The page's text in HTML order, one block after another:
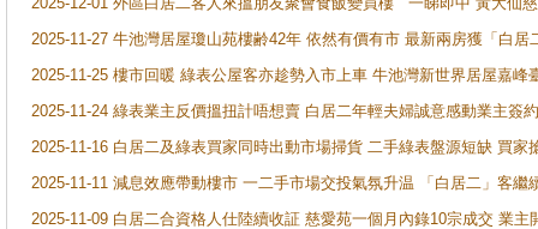
2025-11-27 牛池灣居屋瓊山苑樓齢42年 依然有價有市 最新兩房獲「白居
2025-11-25 樓市回暖 綠表公屋客亦趁勢入市上車 牛池灣新世界居屋嘉峰
2025-11-24 綠表業主反價搵扭計唔想賣 白居二年輕夫婦誠意感動業主簽
2025-11-16 白居二及綠表買家同時出動市場掃貨 二手綠表盤源短缺 買
2025-11-11 減息效應帶動樓市 一二手市場交投氣氛升温 「白居二」客
2025-11-09 白居二合資格人仕陸續收証 慈愛苑一個月內錄10宗成交 業